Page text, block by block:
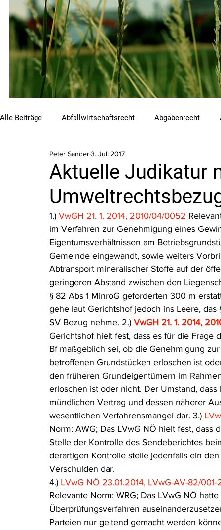
Alle Beiträge Abfallwirtschaftsrecht Abgabenrecht
Beihilfen und Förderungen
Luftreinhalterecht Naturschutzrecht
Tierschutzrecht
Wasserrecht RDU Umwelt-Ausgabe Erdgas
Aktuelle Judikatur
Peter Sander3. Juli 2017
1.) VwGH 21. 1. 2014, 2010/04/0052
im Verfahren zur Genehmigung eines
Eigentumsverhältnissen am
Gemeinde eingewandt, sowie weiters
Abtransport mineralischer Stoffe auf der
geringeren Abstand zwischen den
§ 82 Abs 1 MinroG geforderten 300 m
gehe laut Gerichtshof jedoch ins Leere,
SV Bezug nehme. 2.) VwGH 21. 1. 2014,
Gerichtshof hielt fest, dass es für die
Bf maßgeblich sei, ob die Genehmigung
betroffenen Grundstücken erloschen ist
den früheren Grundeigentümern im
erloschen ist oder nicht. Der Umstand,
mündlichen Vertrag und dessen näherer
wesentlichen Verfahrensmangel dar. 3.)
Norm: AWG; Das LVwG NÖ hielt fest,
Stelle der Kontrolle des Sendeberichtes
derartigen Kontrolle stelle jedenfalls ein
Verschulden dar.
4.) LVwG NÖ 23.01.2014, LVwG-AV-82/001-
Relevante Norm: WRG; Das LVwG NÖ
Überprüfungsverfahren
Parteien nur geltend gemacht werden